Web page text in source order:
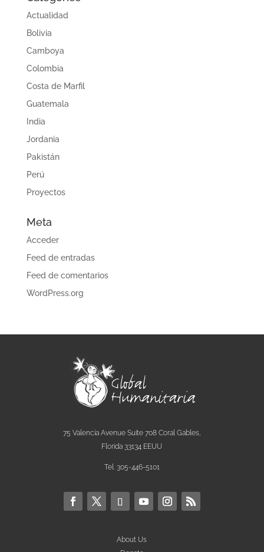
Actualidad
Bolivia
Camboya
Colombia
Costa de Marfil
Guatemala
India
Jordania
Pakistán
Perú
Proyectos
Meta
Acceder
Feed de entradas
Feed de comentarios
WordPress.org
75 Valencia Avenue Suite 708 Coral Gables,
Florida 33134 EEUU
Tel. 305-446-5101
About Us